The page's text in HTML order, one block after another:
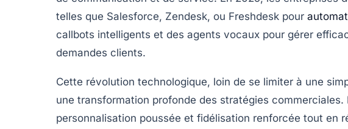
telles que Salesforce, Zendesk, ou Freshdesk pour
callbots intelligents et des agents vocaux pour gérer
demandes clients.
Cette révolution technologique, loin de se limiter à une
une transformation profonde des stratégies
personnalisation poussée et fidélisation renforcée tout en